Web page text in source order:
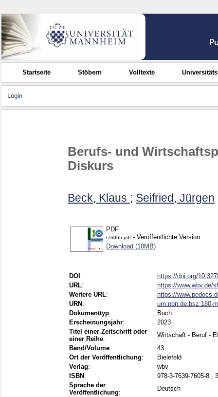
Startseite Stöbern Volltexte
Login
Berufs- und
Diskurs
Beck, Klaus ; Seifried, Jürgen
PDF
I76065.pdf - Veröffentlichte Version
Download (10MB)
DOI :
https://doi.org/
URL:
https://www.wbv.de/
Weitere URL:
https://
URN :
urn:nbn:de:bsz:180-
Dokumenttyp:
Buch
Erscheinungsjahr:
2023
Titel einer Zeitschrift oder
einer Reihe:
Wirtschaft - Beruf -
Band/Volume:
43
Ort der Veröffentlichung:
Bielefeld
Verlag:
wbv
ISBN :
978-3-7639-7605-8 ,
Sprache der
Veröffentlichung:
Deutsch